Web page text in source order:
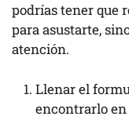
podrías tener que
para asustarte,
atención.
Llenar el
encontrarlo en